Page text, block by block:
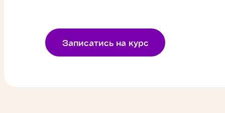
Записатись на курс